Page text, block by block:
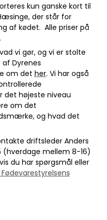
kun ganske kort til
der står for
af kødet. Alle priser på
vi gør, og vi er stolte
Dyrenes
om det her. Vi har også
højeste niveau
om det
og hvad det
driftsleder Anders
(hverdage mellem 8-16)
du har spørgsmål eller